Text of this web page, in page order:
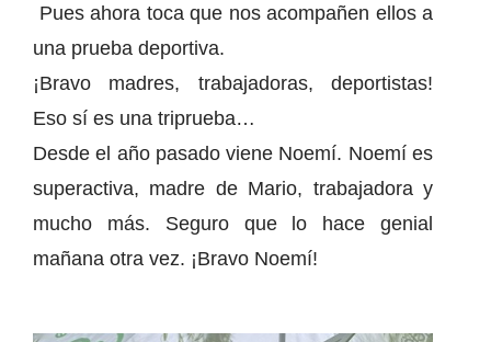
Pues ahora toca que nos acompañen ellos a
una prueba deportiva.
¡Bravo madres, trabajadoras, deportistas!
Eso sí es una triprueba…
Desde el año pasado viene Noemí. Noemí es
superactiva, madre de Mario, trabajadora y
mucho más. Seguro que lo hace genial
mañana otra vez. ¡Bravo Noemí!